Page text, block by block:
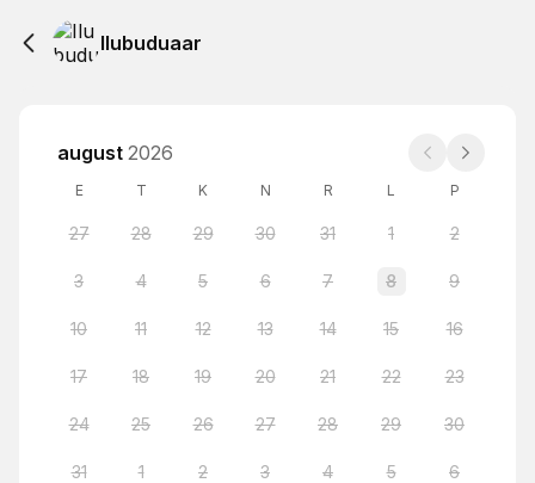
Ilubuduaar
august 2026
E T K N R L P
27 28 29 30 31 1 2
3 4 5 6 7 8 9
10 11 12 13 14 15 16
17 18 19 20 21 22 23
24 25 26 27 28 29 30
31 1 2 3 4 5 6